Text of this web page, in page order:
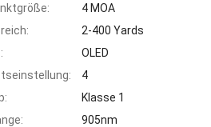
4 MOA
2-400 Yards
OLED
4
Klasse 1
905nm